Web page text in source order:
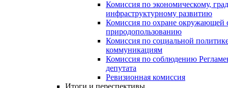
Комиссия по экономическому,
инфраструктурному развитию
Комиссия по охране окружающей
природопользованию
Комиссия по социальной
коммуникациям
Комиссия по соблюдению
депутата
Ревизионная комиссия
Итоги и переспективы